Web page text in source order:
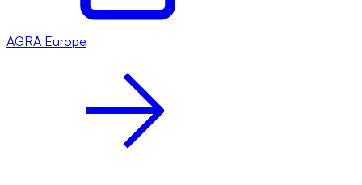
AGRA Europe